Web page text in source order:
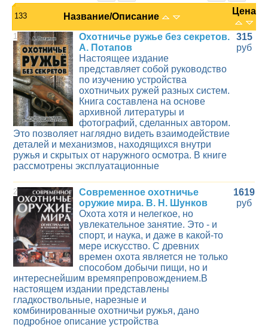
133 Название/Описание
Цена
1
Охотничье ружье без секретов.
А. Потапов
Настоящее издание
представляет собой руководство
по изучению устройства
охотничьих ружей разных систем.
Книга составлена на основе
архивной литературы и
фотографий, сделанных автором.
Это позволяет наглядно видеть взаимодействие
деталей и механизмов, находящихся внутри
ружья и скрытых от наружного осмотра. В книге
рассмотрены эксплуатационные
315
руб
2
Современное охотничье
оружие мира. В. Н. Шунков
Охота хотя и нелегкое, но
увлекательное занятие. Это - и
спорт, и наука, и даже в какой-то
мере искусство. С древних
времен охота является не только
способом добычи пищи, но и
интереснейшим времяпрепровождением.В
настоящем издании представлены
гладкоствольные, нарезные и
комбинированные охотничьи ружья, дано
подробное описание устройства
1619
руб